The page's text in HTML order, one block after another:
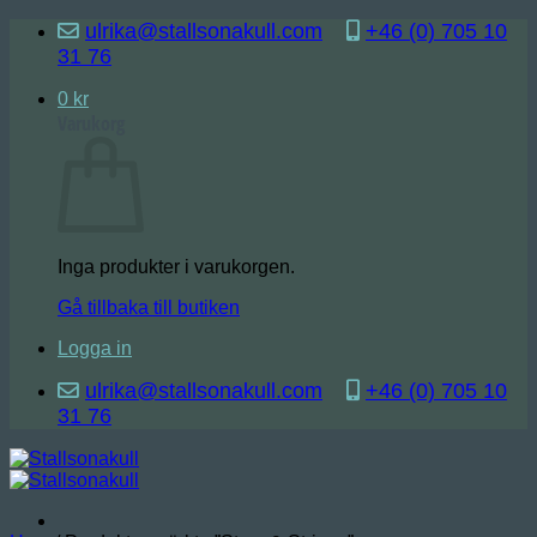
Skip
content
ulrika@stallsonakull.com
+46 (0) 705 10
31 76
0 kr
Inga produkter i varukorgen.
Gå tillbaka till butiken
Logga in
ulrika@stallsonakull.com
+46 (0) 705 10
31 76